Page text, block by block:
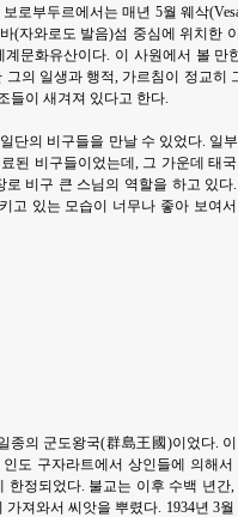
로부두르에서는 매년 5월 웨삭
(자와로도 발음)섬 중심에 위치한
문화유산이다. 이 사원에서 볼 만
의 일생과 행적, 가르침이 정교히
들이 새겨져 있다고 한다.
단의 비구들을 만날 수 있었다. 일
된 비구들이었는데, 그 가운데 태
비구 큰 스님의 역할을 하고 있다
고 있는 모습이 너무나 좋아 보여
종의 군도왕국(群島王國)이었다.
도 구자라트에서 상인들에 의해서
정되었다. 불교는 이후 수백 년간
져와서 씨앗을 뿌렸다. 1934년 3